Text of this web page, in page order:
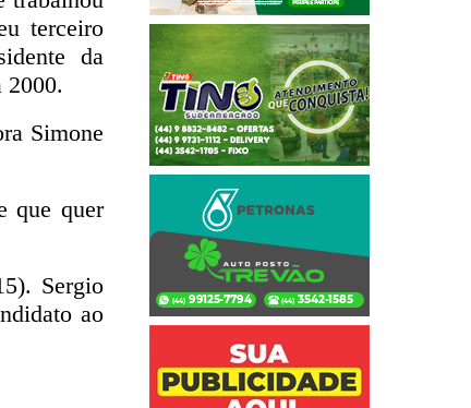
terceiro
da
2000.
Simone
que quer
Sergio
ao